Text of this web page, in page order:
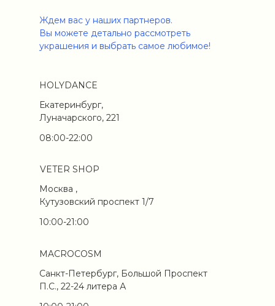
Санкт-Петербург, Большой Проспект
П.С., 22-24 литера А
Екатеринбург,
Луначарского, 221
HOLYDANCE
08:00-22:00
Ждем вас у наших партнеров.
Вы можете детально рассмотреть
украшения и выбрать самое любимое!
MACROCOSM
VETER SHOP
Москва ,
Кутузовский проспект 1/7
10:00-21:00